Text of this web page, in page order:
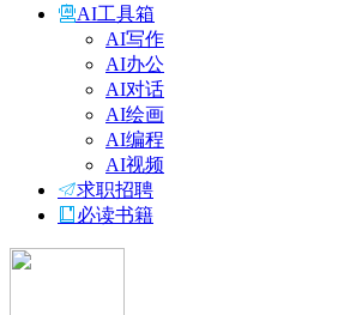
AI工具箱
AI写作
AI办公
AI对话
AI绘画
AI编程
AI视频
求职招聘
必读书籍